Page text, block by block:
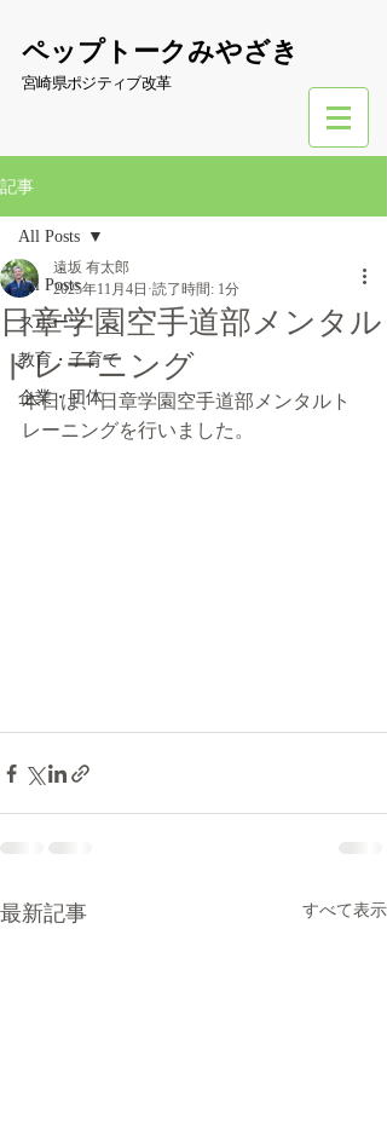
​ペップトークみやざき
宮崎県ポジティブ改革
記事
All Posts
スポーツ
教育・子育て
企業・団体
All Posts
日章学園空手道部メンタル
トレーニング
遠坂 有太郎
2025年11月4日 読了時間: 1分
本日は、日章学園空手道部メンタルト
レーニングを行いました。
最新記事 すべて表示